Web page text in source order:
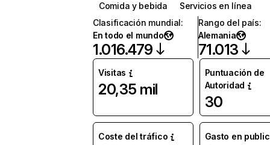
Comida y bebida
Servicios en línea
Clasificación mundial:
En todo el mundo
1.016.479
Rango del país:
Alemania
71.013
Visitas
20,35 mil
Puntuación de
Autoridad
30
Coste del tráfico Gasto en